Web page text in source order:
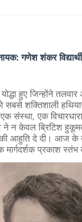
गणेश शंकर विद्यार्थी
हुए जिन्होंने
शक्तिशाली
संस्था, एक
ने न केवल ब्रिटिश
की आहुति दे दी। आज
मार्गदर्शक प्रकाश